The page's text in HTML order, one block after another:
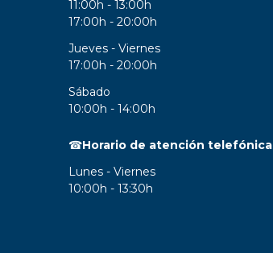
11:00h - 13:00h
17:00h - 20:00h
Jueves - Viernes
17:00h - 20:00h
Sábado
10:00h - 14:00h
☎Horario de atención telefónica
Lunes - Viernes
10:00h - 13:30h